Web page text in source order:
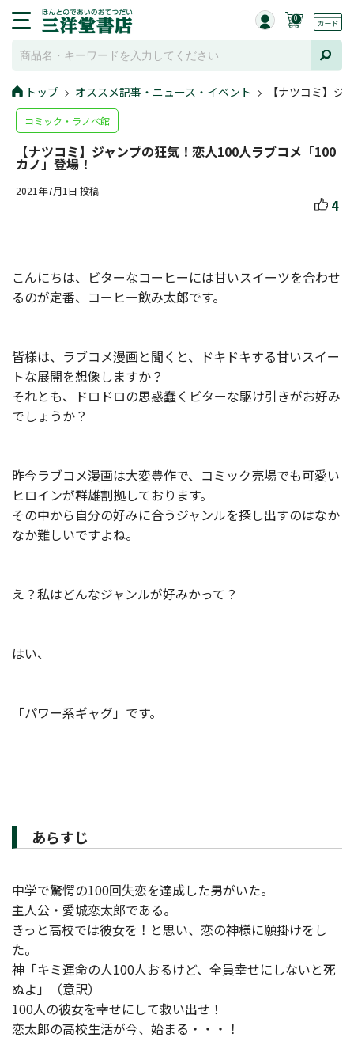
0
トップ オススメ記事・ニュース・イベント 【ナツコミ】
コミック・ラノベ館
【ナツコミ】ジャンプの狂気！恋人100人ラブコメ「100
カノ」登場！
2021年7月1日 投稿
4
こんにちは、ビターなコーヒーには甘いスイーツを合わせ
るのが定番、コーヒー飲み太郎です。
皆様は、ラブコメ漫画と聞くと、ドキドキする甘いスイー
トな展開を想像しますか？
それとも、ドロドロの思惑蠢くビターな駆け引きがお好み
でしょうか？
昨今ラブコメ漫画は大変豊作で、コミック売場でも可愛い
ヒロインが群雄割拠しております。
その中から自分の好みに合うジャンルを探し出すのはなか
なか難しいですよね。
え？私はどんなジャンルが好みかって？
はい、
「パワー系ギャグ」です。
あらすじ
中学で驚愕の100回失恋を達成した男がいた。
主人公・愛城恋太郎である。
きっと高校では彼女を！と思い、恋の神様に願掛けをし
た。
神「キミ運命の人100人おるけど、全員幸せにしないと死
ぬよ」（意訳）
100人の彼女を幸せにして救い出せ！
恋太郎の高校生活が今、始まる・・・！